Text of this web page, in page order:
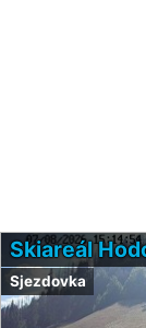
Skiareál
Sjezdovka